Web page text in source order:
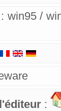
: win95 /
: